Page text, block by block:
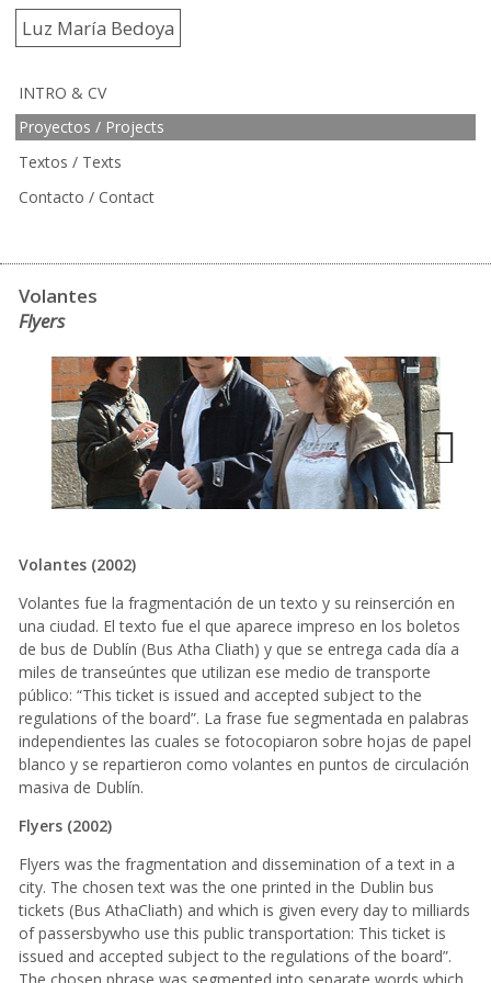
Luz María Bedoya
INTRO & CV
Proyectos / Projects
Textos / Texts
Contacto / Contact
Volantes
Flyers
Next
Volantes (2002)
Volantes fue la fragmentación de un texto y su reinserción en
una ciudad. El texto fue el que aparece impreso en los boletos
de bus de Dublín (Bus Atha Cliath) y que se entrega cada día a
miles de transeúntes que utilizan ese medio de transporte
público: “This ticket is issued and accepted subject to the
regulations of the board”. La frase fue segmentada en palabras
independientes las cuales se fotocopiaron sobre hojas de papel
blanco y se repartieron como volantes en puntos de circulación
masiva de Dublín.
Flyers (2002)
Flyers was the fragmentation and dissemination of a text in a
city. The chosen text was the one printed in the Dublin bus
tickets (Bus AthaCliath) and which is given every day to milliards
of passersbywho use this public transportation: This ticket is
issued and accepted subject to the regulations of the board”.